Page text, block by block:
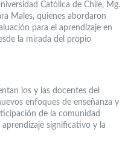
Católica de Chile, Mg.
Males, quienes abordaron
para el aprendizaje en
la mirada del propio
los y las docentes del
enfoques de enseñanza y
de la comunidad
significativo y la